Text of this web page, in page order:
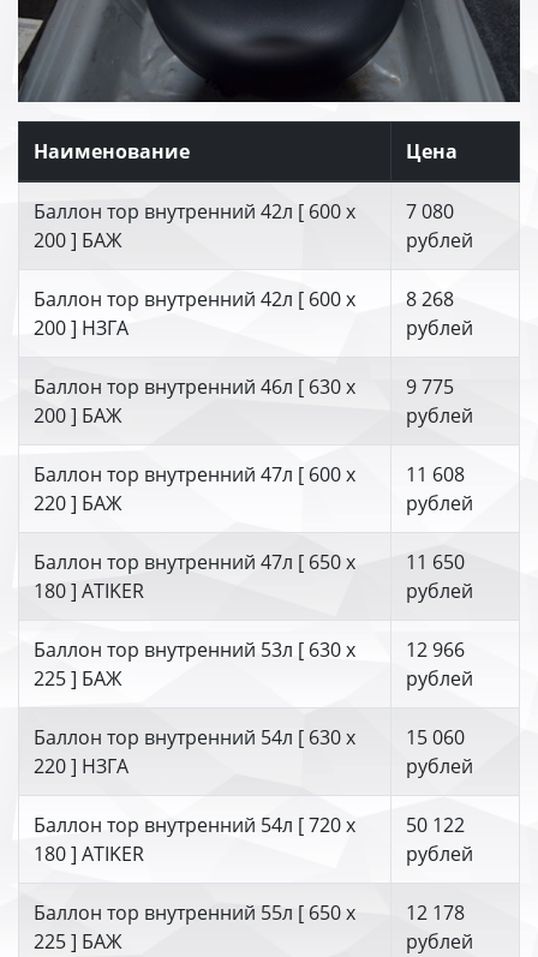
Наименование Цена
Баллон тор внутренний 42л [ 600 х
200 ] БАЖ
7 080
рублей
Баллон тор внутренний 42л [ 600 х
200 ] НЗГА
8 268
рублей
Баллон тор внутренний 46л [ 630 х
200 ] БАЖ
9 775
рублей
Баллон тор внутренний 47л [ 600 х
220 ] БАЖ
11 608
рублей
Баллон тор внутренний 47л [ 650 х
180 ] ATIKER
11 650
рублей
Баллон тор внутренний 53л [ 630 х
225 ] БАЖ
12 966
рублей
Баллон тор внутренний 54л [ 630 х
220 ] НЗГА
15 060
рублей
Баллон тор внутренний 54л [ 720 х
180 ] ATIKER
50 122
рублей
Баллон тор внутренний 55л [ 650 х
225 ] БАЖ
12 178
рублей